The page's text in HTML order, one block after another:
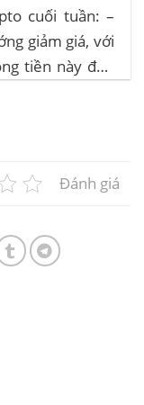
cuối tuần: –
giảm giá, với
tiền này đều
Đánh giá